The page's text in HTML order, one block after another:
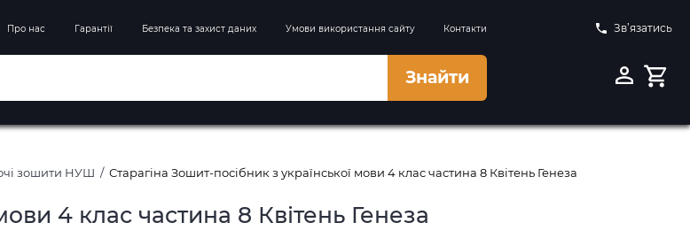
Про нас Гарантії Безпека та захист даних Умови використання сайту Контакти Зв’язатись
Знайти
зошити НУШ Старагіна Зошит-посібник з української мови 4 клас частина 8 Квітень Генеза
4 клас частина 8 Квітень Генеза